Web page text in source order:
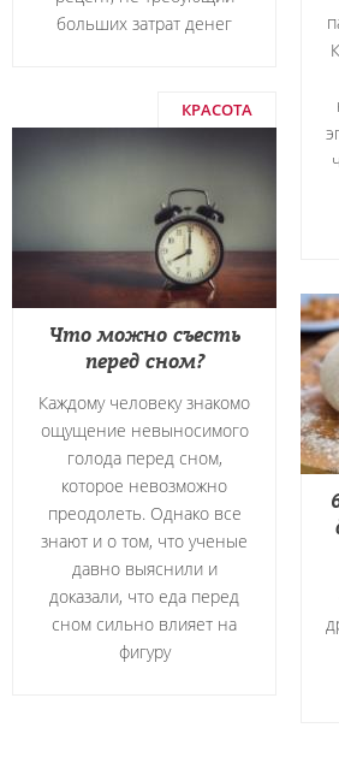
больших затрат денег
КРАСОТА
Что можно съесть
перед сном?
Каждому человеку знакомо
ощущение невыносимого
голода перед сном,
которое невозможно
преодолеть. Однако все
знают и о том, что ученые
давно выяснили и
доказали, что еда перед
сном сильно влияет на
фигуру